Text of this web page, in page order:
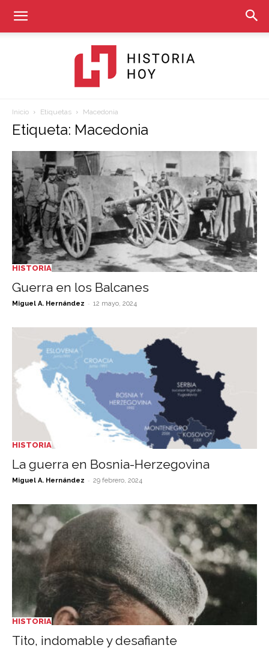
Hoy
Inicio Etiquetas Macedonia
Etiqueta: Macedonia
HISTORIA
Guerra en los Balcanes
Miguel A. Hernández - 12 mayo, 2024
HISTORIA
La guerra en Bosnia-Herzegovina
Miguel A. Hernández - 29 febrero, 2024
HISTORIA
Tito, indomable y desafiante